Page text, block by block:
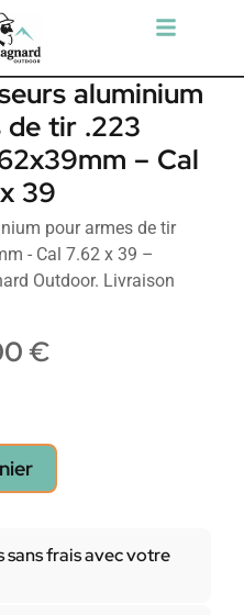
aluminium
de tir .223
– Cal
39
pour armes de tir
- Cal 7.62 x 39 –
Outdoor. Livraison
€
sans frais avec votre